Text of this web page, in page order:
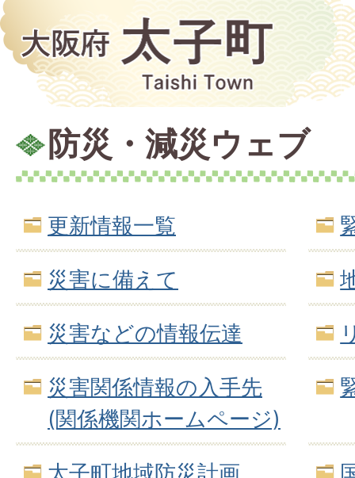
防災・減災ウェブ
更新情報一覧
災害に備えて
災害などの情報伝達
災害関係情報の入手先
(関係機関ホームページ)
太子町地域防災計画